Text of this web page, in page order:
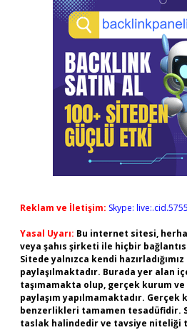
Reklam ve İletişim: Skype:
Yasal Uyarı: Bu internet sitesi,
veya şahıs şirketi ile hiçbir
Sitede yalnızca kendi
paylaşılmaktadır. Burada yer alan
taşımamakta olup, gerçek kurum
paylaşım yapılmamaktadır.
benzerlikleri tamamen tesadüfidir.
taslak halindedir ve tavsiye niteliği